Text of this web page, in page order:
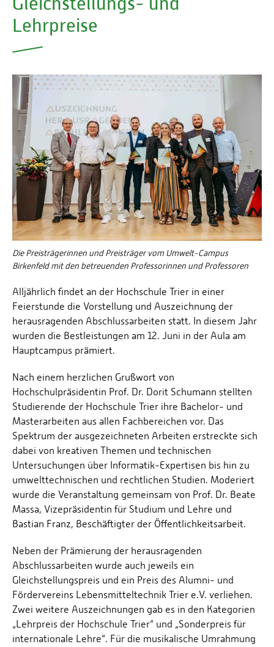
Energieeffizienzrecht und Klimaschutzrecht (IREK)
Fuel Cell Centre Rheinland-Pfalz
Nationalparkforschung
P2Broker
Robotix-Academy
Umweltinformationssysteme
Örtlicher Personalrat
Personensuche
Lehrpreise
Die Preisträgerinnen und Preisträger vom Umwelt-Campus
Birkenfeld mit den betreuenden Professorinnen und Professoren
Alljährlich findet an der Hochschule Trier in einer
Feierstunde die Vorstellung und Auszeichnung der
herausragenden Abschlussarbeiten statt. In diesem Jahr
wurden die Bestleistungen am 12. Juni in der Aula am
Hauptcampus prämiert.
Nach einem herzlichen Grußwort von
Hochschulpräsidentin Prof. Dr. Dorit Schumann stellten
Studierende der Hochschule Trier ihre Bachelor- und
Masterarbeiten aus allen Fachbereichen vor. Das
Spektrum der ausgezeichneten Arbeiten erstreckte sich
dabei von kreativen Themen und technischen
Untersuchungen über Informatik-Expertisen bis hin zu
umwelttechnischen und rechtlichen Studien. Moderiert
wurde die Veranstaltung gemeinsam von Prof. Dr. Beate
Massa, Vizepräsidentin für Studium und Lehre und
Bastian Franz, Beschäftigter der Öffentlichkeitsarbeit.
Neben der Prämierung der herausragenden
Abschlussarbeiten wurde auch jeweils ein
Gleichstellungspreis und ein Preis des Alumni- und
Fördervereins Lebensmitteltechnik Trier e.V. verliehen.
Zwei weitere Auszeichnungen gab es in den Kategorien
„Lehrpreis der Hochschule Trier“ und „Sonderpreis für
internationale Lehre“. Für die musikalische Umrahmung